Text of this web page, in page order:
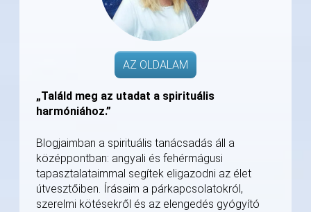
AZ OLDALAM
„Találd meg az utadat a spirituális
harmóniához.”
Blogjaimban a spirituális tanácsadás áll a
középpontban: angyali és fehérmágusi
tapasztalataimmal segítek eligazodni az élet
útvesztőiben. Írásaim a párkapcsolatokról,
szerelmi kötésekről és az elengedés gyógyító